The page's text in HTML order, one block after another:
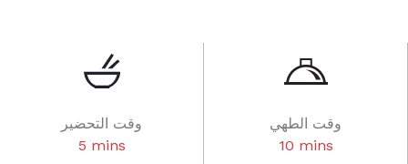
وقت التحضير
5 mins
وقت الطهي
10 mins